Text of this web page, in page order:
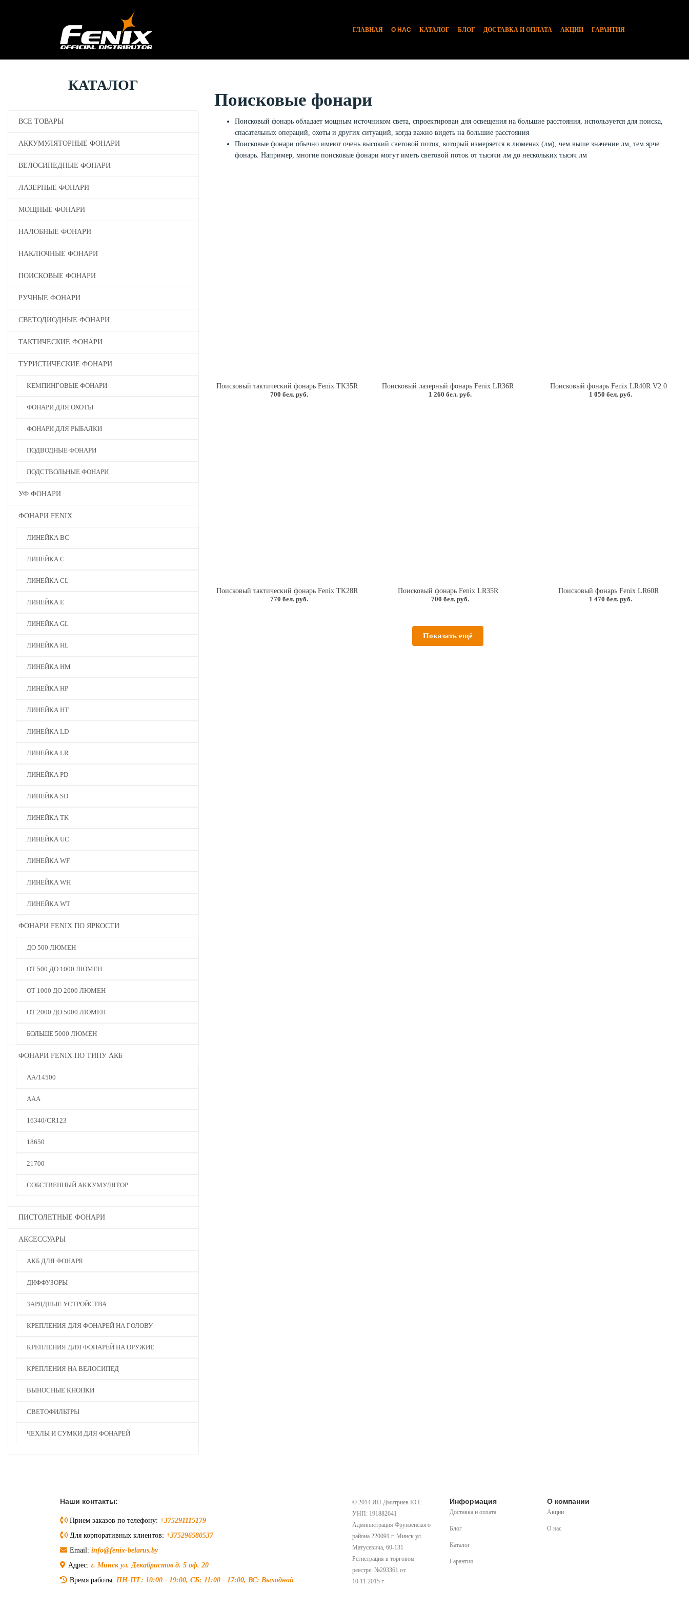
ГЛАВНАЯ О НАС КАТАЛОГ БЛОГ ДОСТАВКА И ОПЛАТА АКЦИИ ГАРАНТИЯ
КАТАЛОГ
ВСЕ ТОВАРЫ
АККУМУЛЯТОРНЫЕ ФОНАРИ
ВЕЛОСИПЕДНЫЕ ФОНАРИ
ЛАЗЕРНЫЕ ФОНАРИ
МОЩНЫЕ ФОНАРИ
НАЛОБНЫЕ ФОНАРИ
НАКЛЮЧНЫЕ ФОНАРИ
ПОИСКОВЫЕ ФОНАРИ
РУЧНЫЕ ФОНАРИ
СВЕТОДИОДНЫЕ ФОНАРИ
ТАКТИЧЕСКИЕ ФОНАРИ
ТУРИСТИЧЕСКИЕ ФОНАРИ
КЕМПИНГОВЫЕ ФОНАРИ
ФОНАРИ ДЛЯ ОХОТЫ
ФОНАРИ ДЛЯ РЫБАЛКИ
ПОДВОДНЫЕ ФОНАРИ
ПОДСТВОЛЬНЫЕ ФОНАРИ
УФ ФОНАРИ
ФОНАРИ FENIX
ЛИНЕЙКА BC
ЛИНЕЙКА C
ЛИНЕЙКА CL
ЛИНЕЙКА E
ЛИНЕЙКА GL
ЛИНЕЙКА HL
ЛИНЕЙКА HM
ЛИНЕЙКА HP
ЛИНЕЙКА HT
ЛИНЕЙКА LD
ЛИНЕЙКА LR
ЛИНЕЙКА PD
ЛИНЕЙКА SD
ЛИНЕЙКА TK
ЛИНЕЙКА UC
ЛИНЕЙКА WF
ЛИНЕЙКА WH
ЛИНЕЙКА WT
ФОНАРИ FENIX ПО ЯРКОСТИ
ДО 500 ЛЮМЕН
ОТ 500 ДО 1000 ЛЮМЕН
ОТ 1000 ДО 2000 ЛЮМЕН
ОТ 2000 ДО 5000 ЛЮМЕН
БОЛЬШЕ 5000 ЛЮМЕН
ФОНАРИ FENIX ПО ТИПУ АКБ
AA/14500
AAA
16340/CR123
18650
21700
СОБСТВЕННЫЙ АККУМУЛЯТОР
ПИСТОЛЕТНЫЕ ФОНАРИ
АКСЕССУАРЫ
АКБ ДЛЯ ФОНАРЯ
ДИФФУЗОРЫ
ЗАРЯДНЫЕ УСТРОЙСТВА
КРЕПЛЕНИЯ ДЛЯ ФОНАРЕЙ НА ГОЛОВУ
КРЕПЛЕНИЯ ДЛЯ ФОНАРЕЙ НА ОРУЖИЕ
КРЕПЛЕНИЯ НА ВЕЛОСИПЕД
ВЫНОСНЫЕ КНОПКИ
СВЕТОФИЛЬТРЫ
ЧЕХЛЫ И СУМКИ ДЛЯ ФОНАРЕЙ
Поисковые фонари
Поисковый фонарь обладает мощным источником света, спроектирован для освещения на большие расстояния, используется для поиска,
спасательных операций, охоты и других ситуаций, когда важно видеть на большие расстояния
Поисковые фонари обычно имеют очень высокий световой поток, который измеряется в люменах (лм), чем выше значение лм, тем ярче
фонарь. Например, многие поисковые фонари могут иметь световой поток от тысячи лм до нескольких тысяч лм
Поисковый тактический фонарь Fenix TK35R
700 бел. руб.
Поисковый лазерный фонарь Fenix LR36R
1 260 бел. руб.
Поисковый фонарь Fenix LR40R V2.0
1 050 бел. руб.
Поисковый тактический фонарь Fenix TK28R
770 бел. руб.
Поисковый фонарь Fenix LR35R
700 бел. руб.
Поисковый фонарь Fenix LR60R
1 470 бел. руб.
Показать ещё
Наши контакты:
Прием заказов по телефону: +375291115179
Для корпоративных клиентов: +375296580537
Email: info@fenix-belarus.by
Адрес: г. Минск ул. Декабристов д. 5 оф. 20
Время работы: ПН-ПТ: 10:00 - 19:00, СБ: 11:00 - 17:00, ВС: Выходной
© 2014 ИП Дмитриев Ю.Г.
УНП: 191882641
Администрация Фрунзенского
района 220091 г. Минск ул.
Матусевича, 60-131
Регистрация в торговом
реестре: №293361 от
10.11.2015 г.
Информация
Доставка и оплата
Блог
Каталог
Гарантия
О компании
Акции
О нас